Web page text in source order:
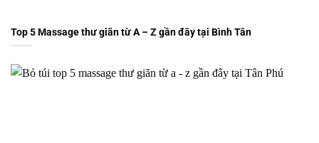
Top 5 Massage thư giãn từ A – Z gần đây tại Bình Tân